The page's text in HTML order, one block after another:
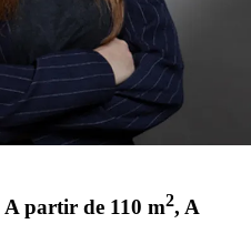
A partir de 110 m2, A